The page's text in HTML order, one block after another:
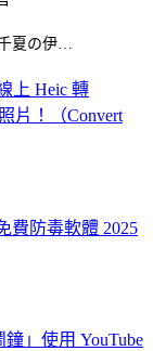
夏の伊…
上 Heic 轉
片！（Convert
費防毒軟體 2025
鐘」使用 YouTube